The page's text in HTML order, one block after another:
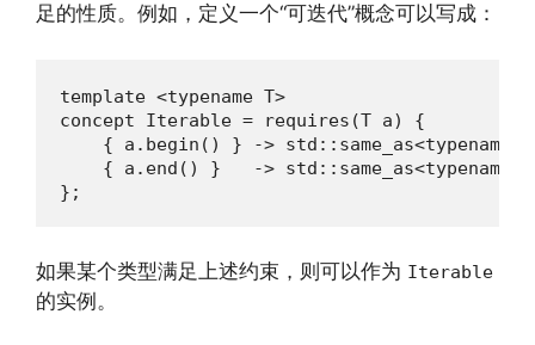
足的性质。例如，定义一个“可迭代”概念可以写成：
template <typename T>
concept Iterable = requires(T a) {
{ a.begin() } -> std::same_as<typename
{ a.end() }   -> std::same_as<typename
};
如果某个类型满足上述约束，则可以作为 Iterable
的实例。